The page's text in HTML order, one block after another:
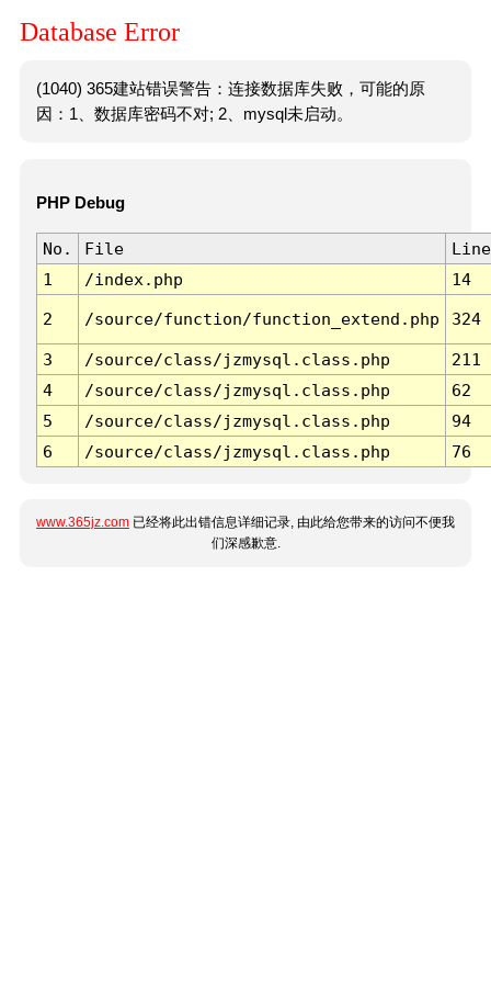
Database Error
(1040) 365建站错误警告：连接数据库失败，可能的原
因：1、数据库密码不对; 2、mysql未启动。
PHP Debug
No. File
Line
1
/index.php 14
2 /source/function/function_extend.php 324
3 /source/class/jzmysql.class.php
211
4
/source/class/jzmysql.class.php
62
5
/source/class/jzmysql.class.php
94
6
/source/class/jzmysql.class.php 76
www.365jz.com 已经将此出错信息详细记录, 由此给您带来的访问不便我
们深感歉意.